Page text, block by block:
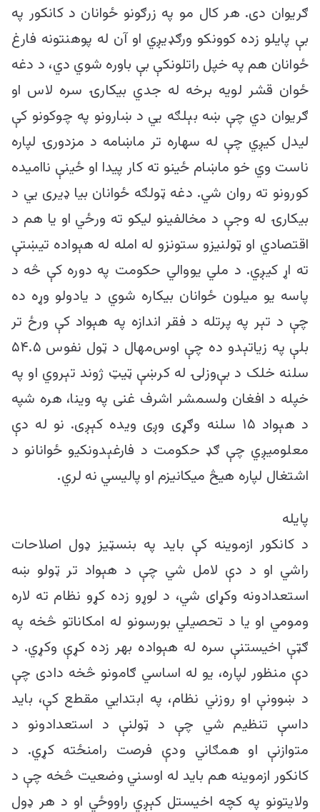
ګريوان دی. هر کال مو په زرګونو ځوانان د کانکور په
بې پايلو زده کوونکو ورګډيږي او آن له پوهنتونه فارغ
ځوانان هم په خپل راتلونکې بې باوره شوي دي، د دغه
ځوان قشر لويه برخه له جدي بيکارۍ سره لاس او
ګريوان دي چې ښه بېلګه يي د ښارونو په چوکونو کې
ليدل کيږي چې له سهاره تر ماښامه د مزدورۍ لپاره
ناست وي خو ماښام ځينو ته کار پیدا او ځينې نااميده
کورونو ته روان شي. دغه ټولګه ځوانان بيا ډیری يي د
بيکارۍ له وجې د مخالفینو ليکو ته ورځي او یا هم د
اقتصادي او ټولنيزو ستونزو له امله له هېواده تيښتې
ته اړ کيږي. د ملي یووالي حکومت په دوره کې څه د
پاسه يو ميلون ځوانان بيکاره شوي د یادولو وړه ده
چې د تېر په پرتله د فقر اندازه په هېواد کې ورځ تر
بلې په زیاتېدو ده چې اوس‌مهال د ټول نفوس ۵۴.۵
سلنه خلک د بې‌وزلۍ له کرښې ټیټ ژوند تېروي او په
خپله د افغان ولسمشر اشرف غنی په وینا، هره شپه
د هېواد ۱۵ سلنه وګړی وږی ویده کېږی. نو له دې
معلوميږي چې ګډ حکومت د فارغېدونکیو ځوانانو د
اشتغال لپاره هيڅ ميکانيزم او پاليسي نه لري.
پایله
د کانکور ازموینه کې باید په بنسټیز ډول اصلاحات
راشي او د دې لامل شي چې د هېواد تر ټولو ښه
استعدادونه وکړای شي، د لوړو زده کړو نظام ته لاره
ومومي او یا د تحصیلي بورسونو له امکاناتو څخه په
ګټې اخیستنې سره له هېواده بهر زده کړې وکړي. د
دې منظور لپاره، یو له اساسي ګامونو څخه دادی چې
د ښوونې او روزني نظام، په ابتدایي مقطع کې، باید
داسې تنظیم شي چې د ټولنې د استعدادونو د
متوازنې او همګاني ودې فرصت رامنځته کړي. د
کانکور ازموینه هم باید له اوسني وضعیت څخه چې د
ولایتونو په کچه اخیستل کېږي راووځي او د هر ډول